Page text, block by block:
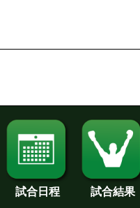
試合日程 試合結果